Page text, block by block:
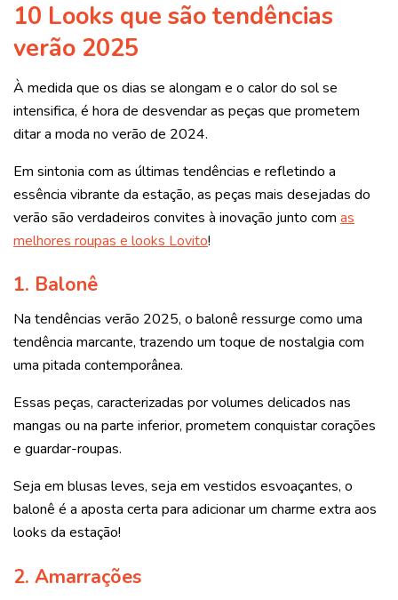
10 Looks que são tendências
verão 2025
À medida que os dias se alongam e o calor do sol se
intensifica, é hora de desvendar as peças que prometem
ditar a moda no verão de 2024.
Em sintonia com as últimas tendências e refletindo a
essência vibrante da estação, as peças mais desejadas do
verão são verdadeiros convites à inovação junto com as
melhores roupas e looks Lovito!
1. Balonê
Na tendências verão 2025, o balonê ressurge como uma
tendência marcante, trazendo um toque de nostalgia com
uma pitada contemporânea.
Essas peças, caracterizadas por volumes delicados nas
mangas ou na parte inferior, prometem conquistar corações
e guardar-roupas.
Seja em blusas leves, seja em vestidos esvoaçantes, o
balonê é a aposta certa para adicionar um charme extra aos
looks da estação!
2. Amarrações